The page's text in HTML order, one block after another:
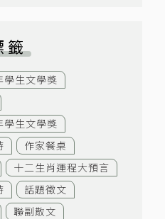
籤
學生文學獎
學生文學獎
作家餐桌
十二生肖運程大預言
話題徵文
聯副散文